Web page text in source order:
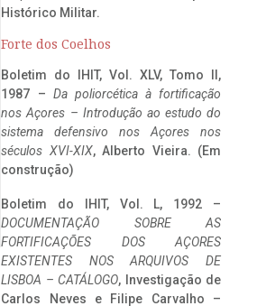
Histórico Militar.
Forte dos Coelhos
Boletim do IHIT, Vol. XLV, Tomo II,
1987 – Da poliorcética à fortificação
nos Açores – Introdução ao estudo do
sistema defensivo nos Açores nos
séculos XVI-XIX, Alberto Vieira. (Em
construção)
Boletim do IHIT, Vol. L, 1992 –
DOCUMENTAÇÃO SOBRE AS
FORTIFICAÇÕES DOS AÇORES
EXISTENTES NOS ARQUIVOS DE
LISBOA – CATÁLOGO, Investigação de
Carlos Neves e Filipe Carvalho –